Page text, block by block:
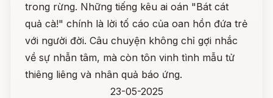
trong rừng. Những tiếng kêu ai oán "Bát cát
quả cà!" chính là lời tố cáo của oan hồn đứa trẻ
với người đời. Câu chuyện không chỉ gợi nhắc
về sự nhẫn tâm, mà còn tôn vinh tình mẫu tử
thiêng liêng và nhân quả báo ứng.
23-05-2025